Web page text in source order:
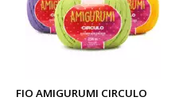
FIO AMIGURUMI CIRCULO